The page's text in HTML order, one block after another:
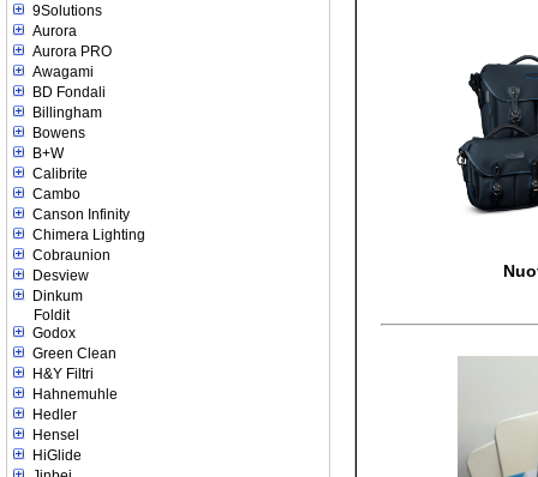
9Solutions
Aurora
Aurora PRO
Awagami
BD Fondali
Billingham
Bowens
B+W
Calibrite
Cambo
Canson Infinity
Chimera Lighting
Cobraunion
Desview
Dinkum
Foldit
Godox
Green Clean
H&Y Filtri
Hahnemuhle
Hedler
Hensel
HiGlide